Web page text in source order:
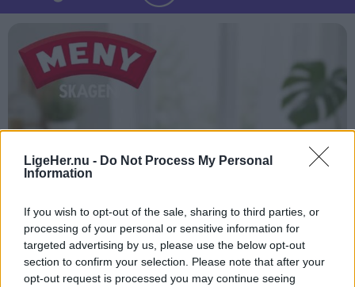
LigeHer.nu - Do Not Process My Personal
Information
If you wish to opt-out of the sale, sharing to third parties, or
processing of your personal or sensitive information for
targeted advertising by us, please use the below opt-out
section to confirm your selection. Please note that after your
opt-out request is processed you may continue seeing